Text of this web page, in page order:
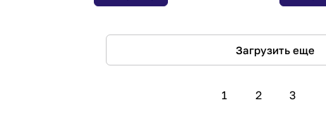
Загрузить еще
1 2 3